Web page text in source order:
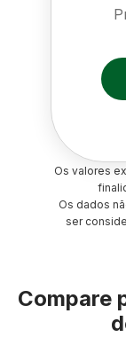
Os valores
Os dados
ser
Compare